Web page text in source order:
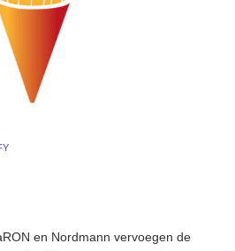
en Nordmann vervoegen de